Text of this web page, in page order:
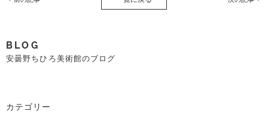
BLOG
安曇野ちひろ美術館のブログ
カテゴリー